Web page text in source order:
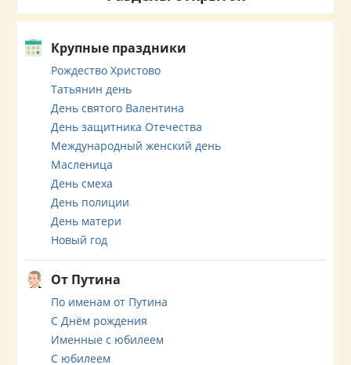
Крупные праздники
Рождество Христово
Татьянин день
День святого Валентина
День защитника Отечества
Международный женский день
Масленица
День смеха
День полиции
День матери
Новый год
От Путина
По именам от Путина
С Днём рождения
Именные с юбилеем
С юбилеем